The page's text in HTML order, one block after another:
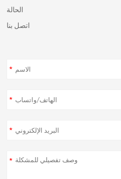
الحالة
اتصل بنا
*
*
*
*